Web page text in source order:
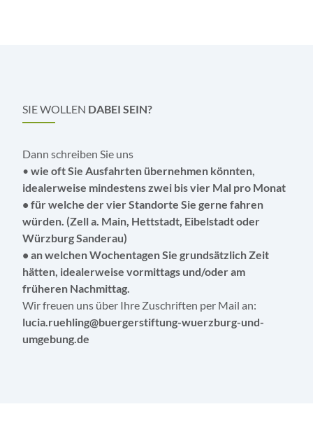
SIE WOLLEN DABEI SEIN?
Dann schreiben Sie uns
• wie oft Sie Ausfahrten übernehmen könnten,
idealerweise mindestens zwei bis vier Mal pro Monat
• für welche der vier Standorte Sie gerne fahren
würden. (Zell a. Main, Hettstadt, Eibelstadt oder
Würzburg Sanderau)
• an welchen Wochentagen Sie grundsätzlich Zeit
hätten, idealerweise vormittags und/oder am
früheren Nachmittag.
Wir freuen uns über Ihre Zuschriften per Mail an:
lucia.ruehling@buergerstiftung-wuerzburg-und-
umgebung.de